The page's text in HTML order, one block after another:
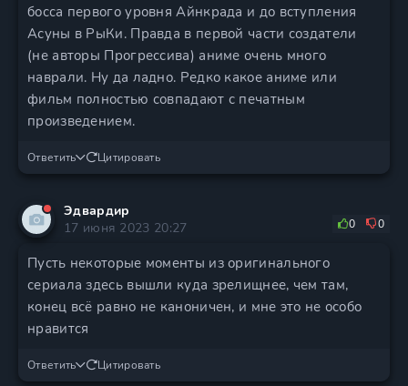
босса первого уровня Айнкрада и до вступления
Асуны в РыКи. Правда в первой части создатели
(не авторы Прогрессива) аниме очень много
наврали. Ну да ладно. Редко какое аниме или
фильм полностью совпадают с печатным
произведением.
Ответить Цитировать
Эдвардир
17 июня 2023 20:27
0 0
Пусть некоторые моменты из оригинального
сериала здесь вышли куда зрелищнее, чем там,
конец всё равно не каноничен, и мне это не особо
нравится
Ответить Цитировать